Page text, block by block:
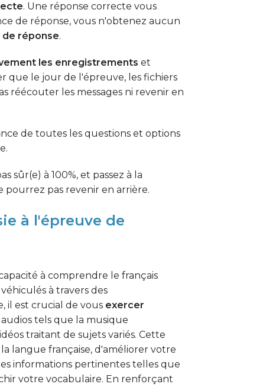
. Une réponse correcte vous
de réponse, vous n'obtenez aucun
de réponse.
les enregistrements et
que le jour de l'épreuve, les fichiers
réécouter les messages ni revenir en
de toutes les questions et options
sûr(e) à 100%, et passez à la
pourrez pas revenir en arrière.
à l'épreuve de
à comprendre le français
à travers des
il est crucial de vous exercer
tels que la musique
traitant de sujets variés. Cette
langue française, d'améliorer votre
informations pertinentes telles que
votre vocabulaire. En renforçant